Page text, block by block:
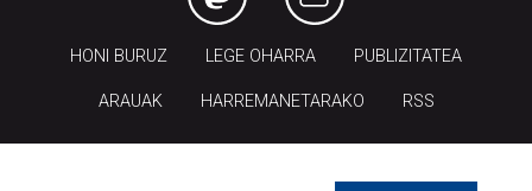
HONI BURUZ LEGE OHARRA PUBLIZITATEA
ARAUAK HARREMANETARAKO RSS